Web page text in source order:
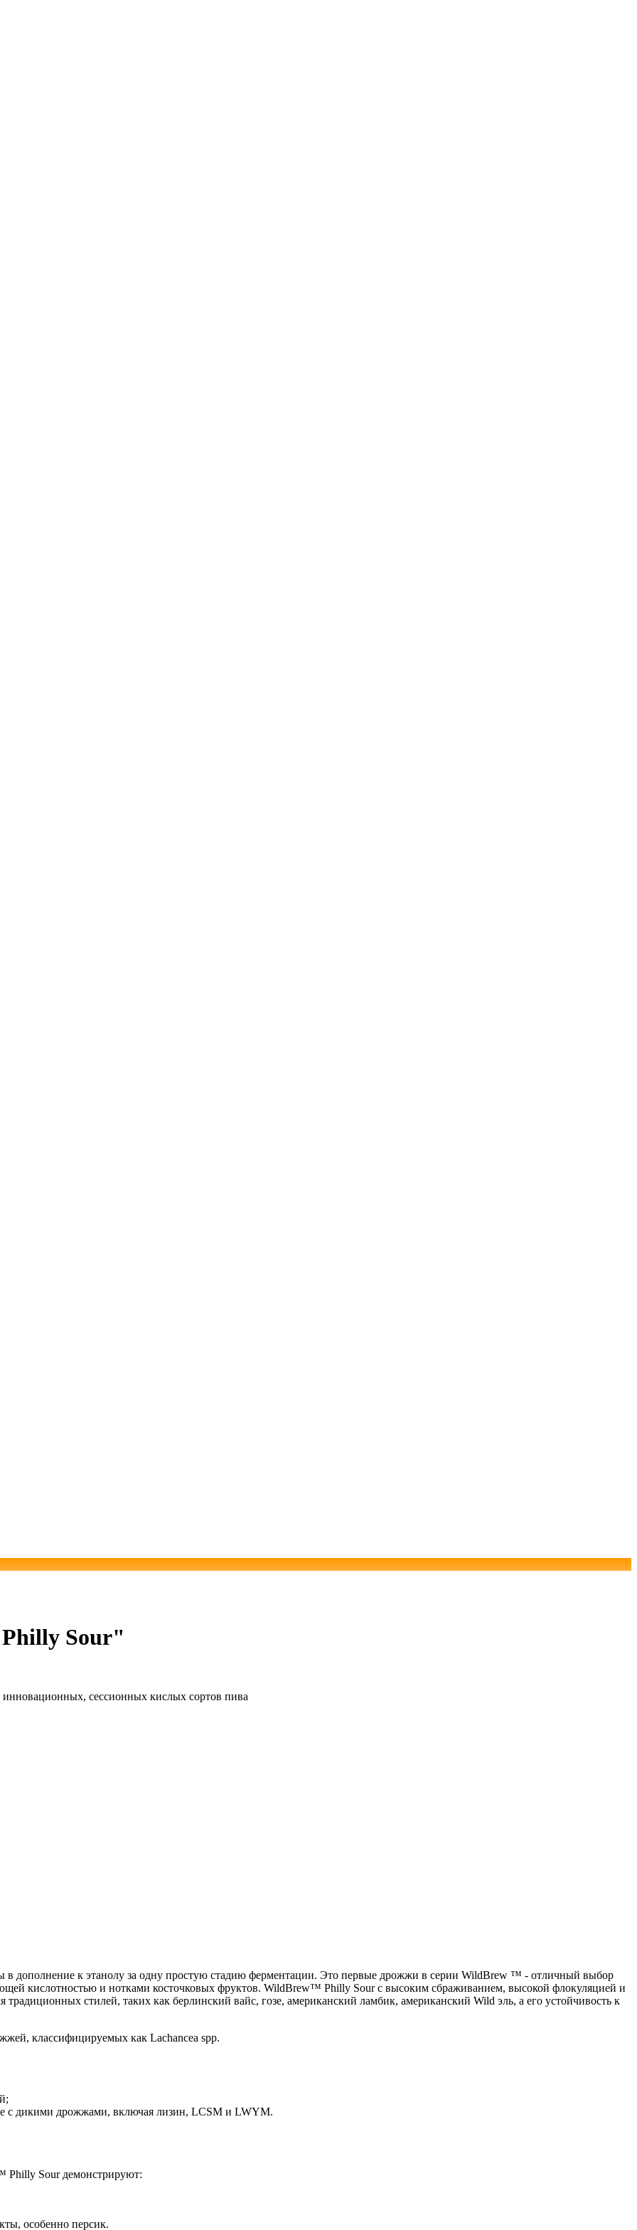
Sour"
сессионных кислых сортов пива
в дополнение к этанолу за одну простую стадию ферментации. Это первые дрожжи в серии WildBrew ™ - отличный выбор
кислотностью и нотками косточковых фруктов. WildBrew™ Philly Sour с высоким сбраживанием, высокой флокуляцией и
стилей, таких как берлинский вайс, гозе, американский ламбик, американский Wild эль, а его устойчивость к
классифицируемых как Lachancea spp.
с дикими дрожжами, включая лизин, LCSM и LWYM.
Philly Sour демонстрируют:
особенно персик.